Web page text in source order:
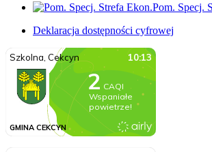
Pom. Specj.
Deklaracja dostępności cyfrowej